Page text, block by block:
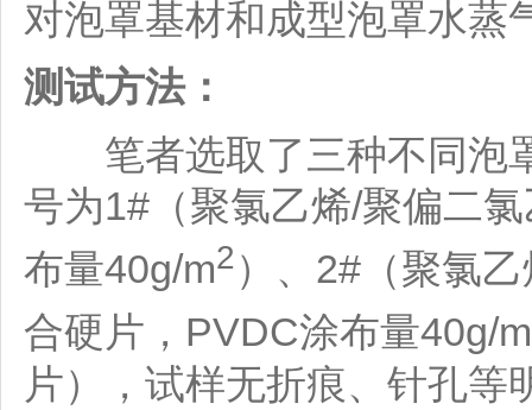
对泡罩基材和成型泡罩水蒸
测试方法：
笔者选取了三种不同泡
号为1#（聚氯乙烯/聚偏二
布量40g/m2）、2#（聚氯
合硬片，PVDC涂布量40g/m
片），试样无折痕、针孔等